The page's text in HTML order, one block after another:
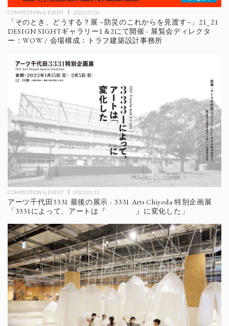
COMPETITION & EVENT 2025.07.03
「そのとき、どうする？展 –防災のこれからを見渡す–」21_21
DESIGN SIGHTギャラリー1＆2にて開催 - 展覧会ディレクタ
ー：WOW / 会場構成：トラフ建築設計事務所
COMPETITION & EVENT 2023.01.15
アーツ千代田3331 最後の展示 - 3331 Arts Chiyoda 特別企画展
「3331によって、アートは『 』に変化した」